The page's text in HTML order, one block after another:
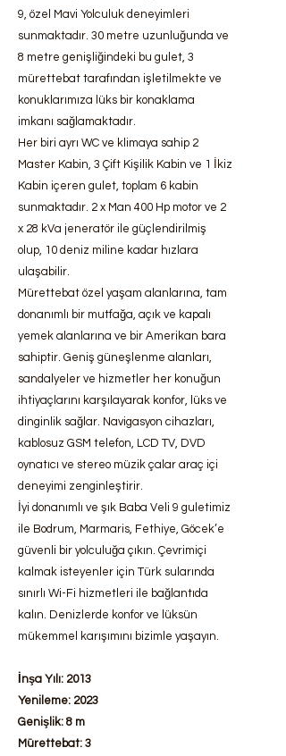
9, özel Mavi Yolculuk deneyimleri
sunmaktadır. 30 metre uzunluğunda ve
8 metre genişliğindeki bu gulet, 3
mürettebat tarafından işletilmekte ve
konuklarımıza lüks bir konaklama
imkanı sağlamaktadır.
Her biri ayrı WC ve klimaya sahip 2
Master Kabin, 3 Çift Kişilik Kabin ve 1 İkiz
Kabin içeren gulet, toplam 6 kabin
sunmaktadır. 2 x Man 400 Hp motor ve 2
x 28 kVa jeneratör ile güçlendirilmiş
olup, 10 deniz miline kadar hızlara
ulaşabilir.
Mürettebat özel yaşam alanlarına, tam
donanımlı bir mutfağa, açık ve kapalı
yemek alanlarına ve bir Amerikan bara
sahiptir. Geniş güneşlenme alanları,
sandalyeler ve hizmetler her konuğun
ihtiyaçlarını karşılayarak konfor, lüks ve
dinginlik sağlar. Navigasyon cihazları,
kablosuz GSM telefon, LCD TV, DVD
oynatıcı ve stereo müzik çalar araç içi
deneyimi zenginleştirir.
İyi donanımlı ve şık Baba Veli 9 guletimiz
ile Bodrum, Marmaris, Fethiye, Göcek’e
güvenli bir yolculuğa çıkın. Çevrimiçi
kalmak isteyenler için Türk sularında
sınırlı Wi-Fi hizmetleri ile bağlantıda
kalın. Denizlerde konfor ve lüksün
mükemmel karışımını bizimle yaşayın.
İnşa Yılı: 2013
Yenileme: 2023
Genişlik: 8 m
Mürettebat: 3